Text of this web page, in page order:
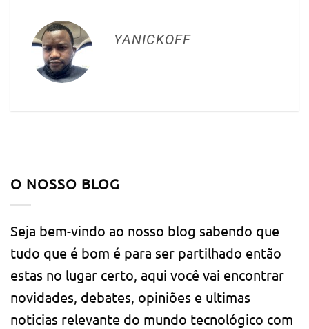
YANICKOFF
O NOSSO BLOG
Seja bem-vindo ao nosso blog sabendo que
tudo que é bom é para ser partilhado então
estas no lugar certo, aqui você vai encontrar
novidades, debates, opiniões e ultimas
noticias relevante do mundo tecnológico com